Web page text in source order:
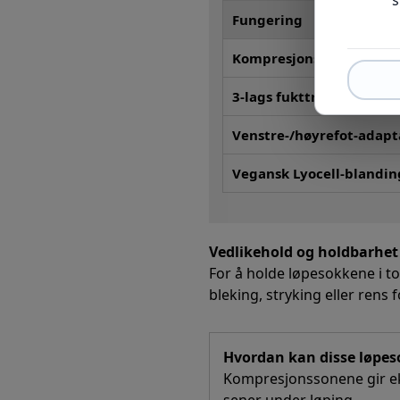
Fungering
Kompresjonssoner
3-lags
Venstre-/høyrefot-
Vegansk Lyocell-
Vedlikehold og holdbarhet
For å holde løpesokkene i
bleking, stryking eller rens
Hvordan kan disse
Kompresjonssonene gir